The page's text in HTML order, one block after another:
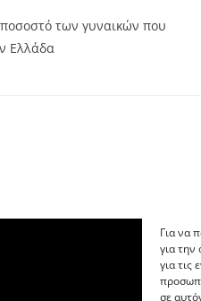
Για να
για
για τις
σε
των γυναικών που
Ελλάδα